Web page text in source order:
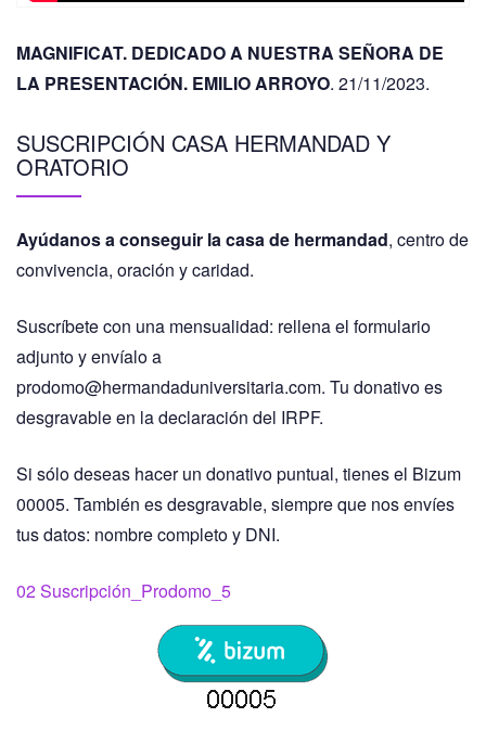
MAGNIFICAT. DEDICADO A NUESTRA SEÑORA DE
LA PRESENTACIÓN. EMILIO ARROYO. 21/11/2023.
SUSCRIPCIÓN CASA HERMANDAD Y
ORATORIO
Ayúdanos a conseguir la casa de hermandad, centro de
convivencia, oración y caridad.
Suscríbete con una mensualidad: rellena el formulario
adjunto y envíalo a
prodomo@hermandaduniversitaria.com. Tu donativo es
desgravable en la declaración del IRPF.
Si sólo deseas hacer un donativo puntual, tienes el Bizum
00005. También es desgravable, siempre que nos envíes
tus datos: nombre completo y DNI.
02 Suscripción_Prodomo_5